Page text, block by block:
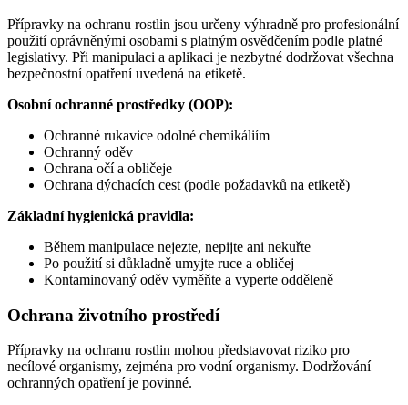
Přípravky na ochranu rostlin jsou určeny výhradně pro profesionální
použití oprávněnými osobami s platným osvědčením podle platné
legislativy. Při manipulaci a aplikaci je nezbytné dodržovat všechna
bezpečnostní opatření uvedená na etiketě.
Osobní ochranné prostředky (OOP):
Ochranné rukavice odolné chemikáliím
Ochranný oděv
Ochrana očí a obličeje
Ochrana dýchacích cest (podle požadavků na etiketě)
Základní hygienická pravidla:
Během manipulace nejezte, nepijte ani nekuřte
Po použití si důkladně umyjte ruce a obličej
Kontaminovaný oděv vyměňte a vyperte odděleně
Ochrana životního prostředí
Přípravky na ochranu rostlin mohou představovat riziko pro
necílové organismy, zejména pro vodní organismy. Dodržování
ochranných opatření je povinné.